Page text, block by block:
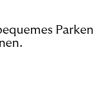
Parken